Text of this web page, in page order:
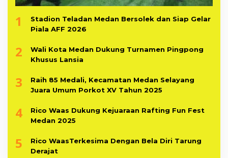
1
Stadion Teladan Medan Bersolek dan Siap Gelar
Piala AFF 2026
2
Wali Kota Medan Dukung Turnamen Pingpong
Khusus Lansia
3
Raih 85 Medali, Kecamatan Medan Selayang
Juara Umum Porkot XV Tahun 2025
4
Rico Waas Dukung Kejuaraan Rafting Fun Fest
Medan 2025
5
Rico WaasTerkesima Dengan Bela Diri Tarung
Derajat